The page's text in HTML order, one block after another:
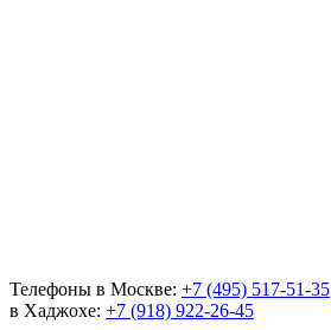
Телефоны в Москве: +7 (495) 517-51-35
в Хаджохе: +7 (918) 922-26-45